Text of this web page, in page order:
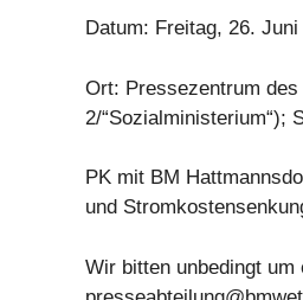
Datum: Freitag, 26.
Ort: Pressezentrum
2/“Sozialministerium“);
PK mit BM
und
Wir bitten unbedingt